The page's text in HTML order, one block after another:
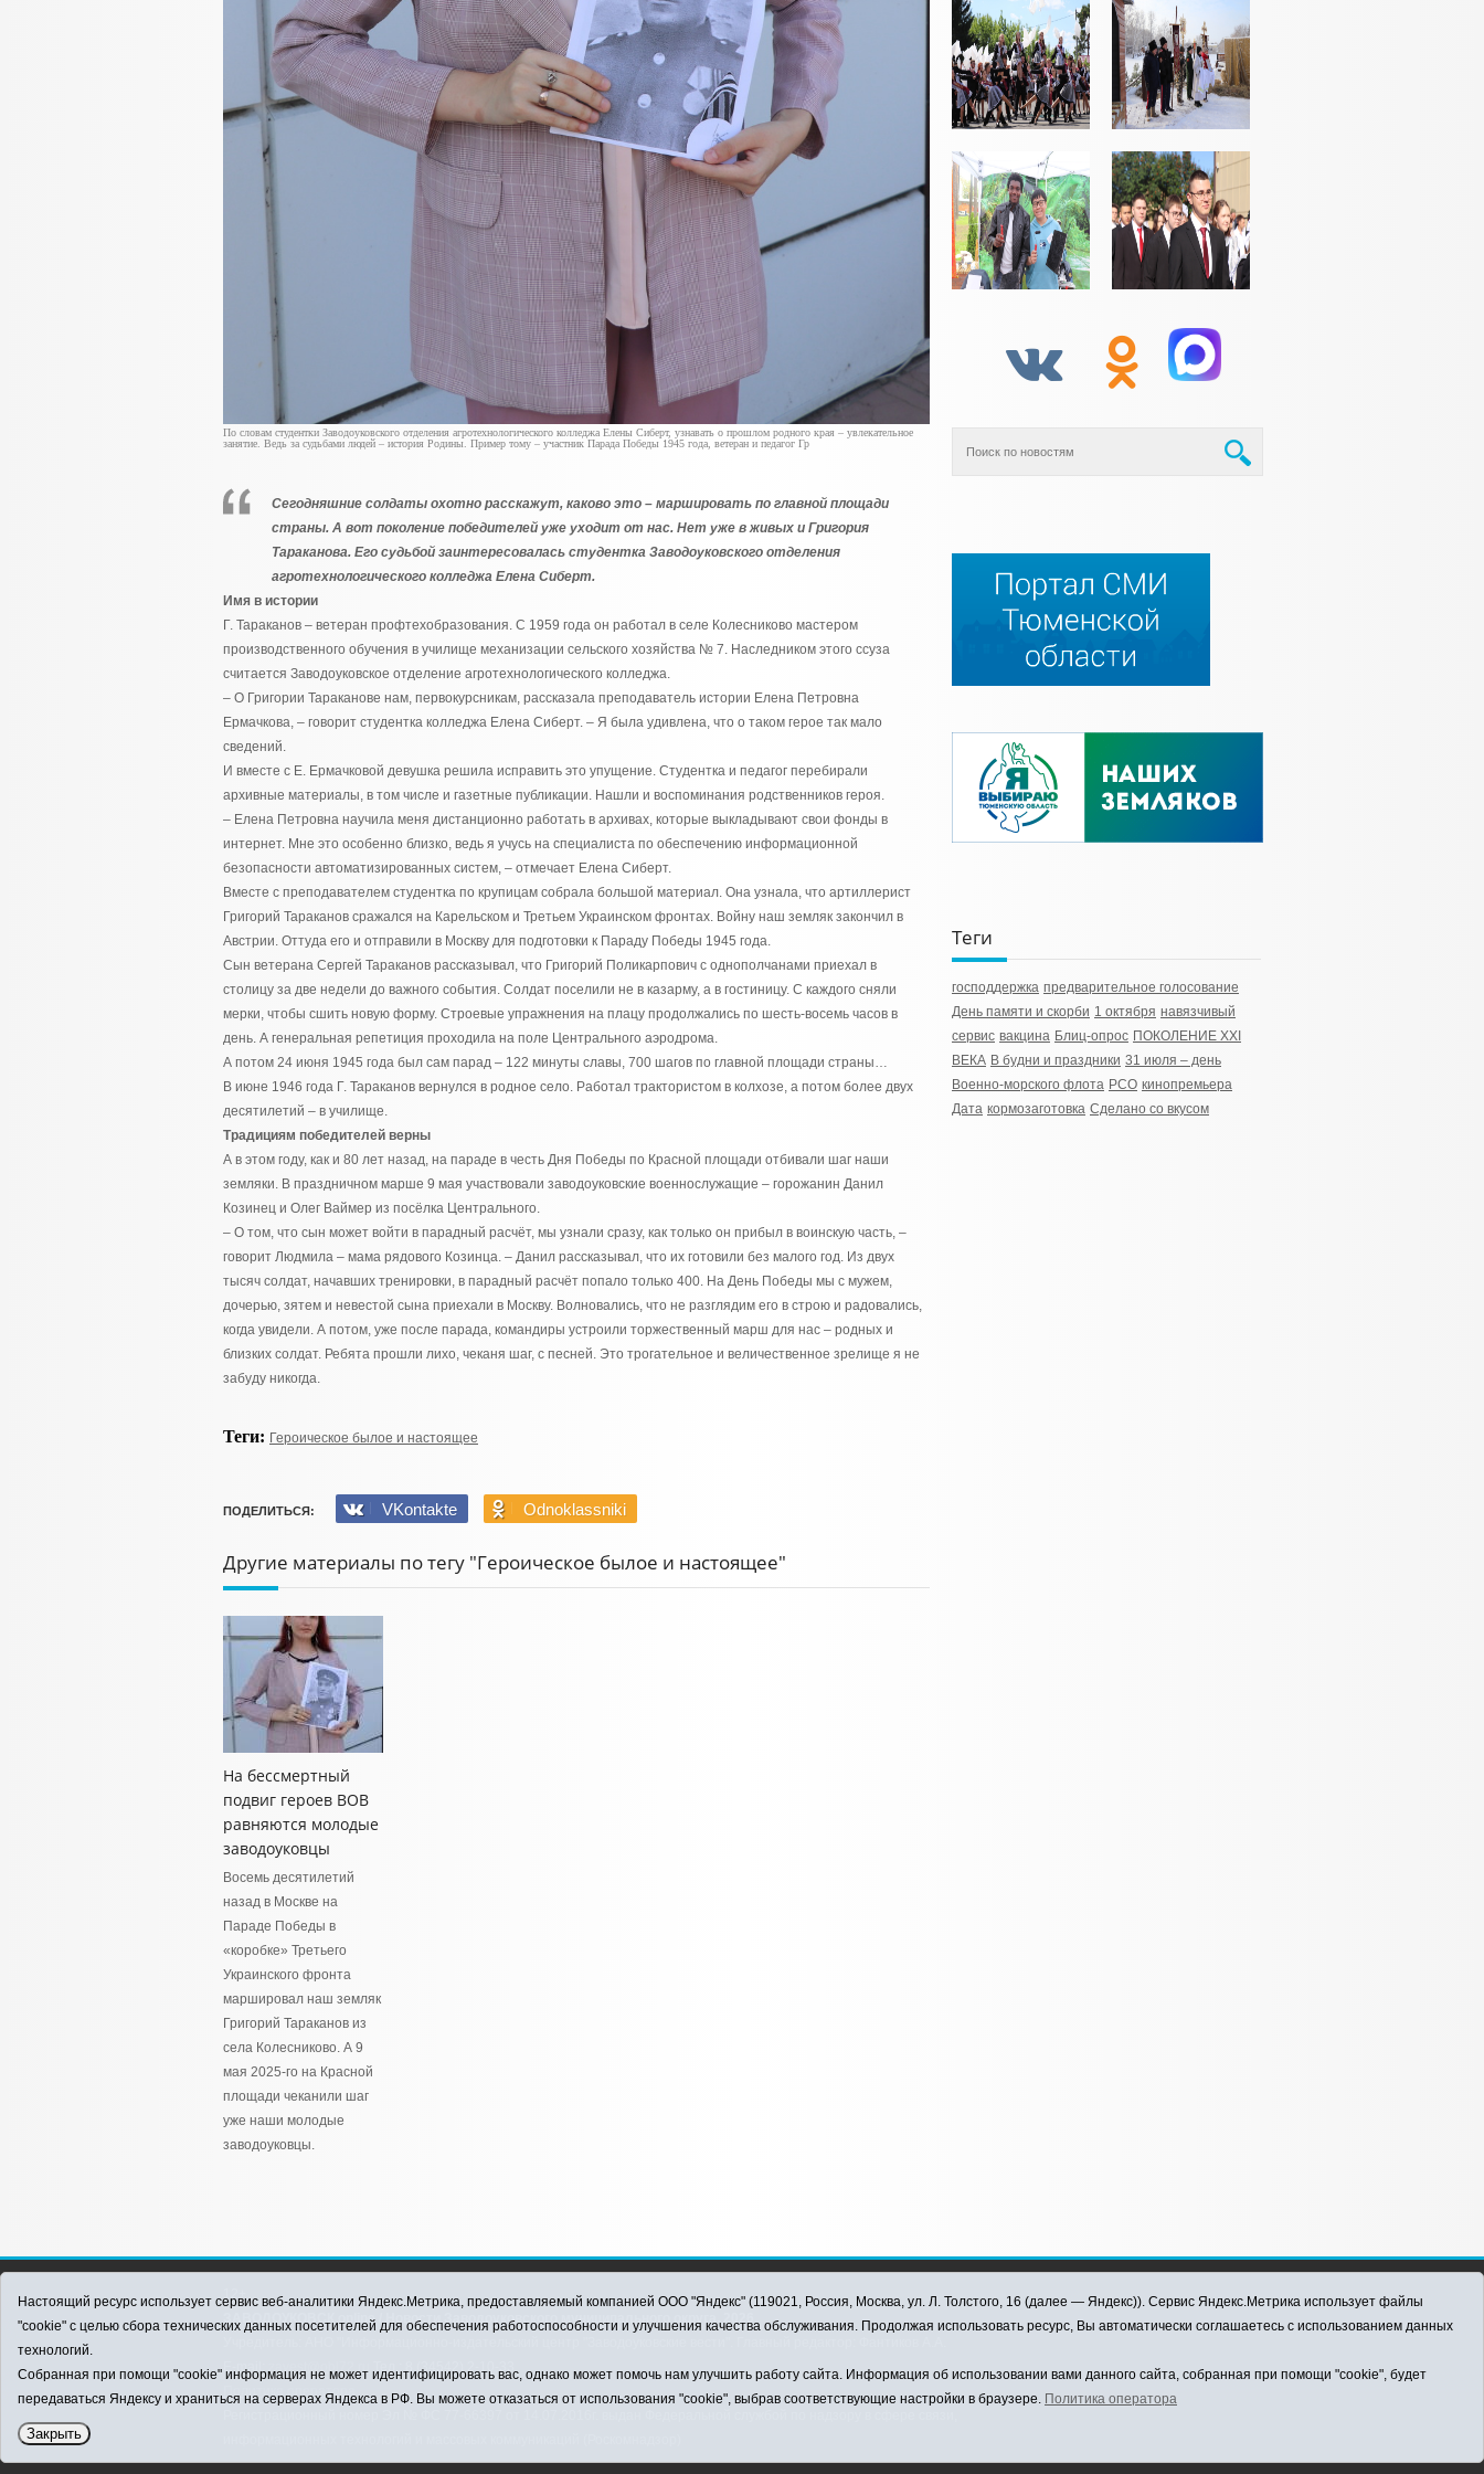
По словам студентки Заводоуковского отделения агротехнологического колледжа Елены Сиберт, узнавать о прошлом родного края – увлекательное
занятие. Ведь за судьбами людей – история Родины. Пример тому – участник Парада Победы 1945 года, ветеран и педагог Гр
Сегодняшние солдаты охотно расскажут, каково это – маршировать по главной площади
страны. А вот поколение победителей уже уходит от нас. Нет уже в живых и Григория
Тараканова. Его судьбой заинтересовалась студентка Заводоуковского отделения
агротехнологического колледжа Елена Сиберт.
Имя в истории
Г. Тараканов – ветеран профтехобразования. С 1959 года он работал в селе Колесниково мастером
производственного обучения в училище механизации сельского хозяйства № 7. Наследником этого ссуза
считается Заводоуковское отделение агротехнологического колледжа.
– О Григории Тараканове нам, первокурсникам, рассказала преподаватель истории Елена Петровна
Ермачкова, – говорит студентка колледжа Елена Сиберт. – Я была удивлена, что о таком герое так мало
сведений.
И вместе с Е. Ермачковой девушка решила исправить это упущение. Студентка и педагог перебирали
архивные материалы, в том числе и газетные публикации. Нашли и воспоминания родственников героя.
– Елена Петровна научила меня дистанционно работать в архивах, которые выкладывают свои фонды в
интернет. Мне это особенно близко, ведь я учусь на специалиста по обеспечению информационной
безопасности автоматизированных систем, – отмечает Елена Сиберт.
Вместе с преподавателем студентка по крупицам собрала большой материал. Она узнала, что артиллерист
Григорий Тараканов сражался на Карельском и Третьем Украинском фронтах. Войну наш земляк закончил в
Австрии. Оттуда его и отправили в Москву для подготовки к Параду Победы 1945 года.
Сын ветерана Сергей Тараканов рассказывал, что Григорий Поликарпович с однополчанами приехал в
столицу за две недели до важного события. Солдат поселили не в казарму, а в гостиницу. С каждого сняли
мерки, чтобы сшить новую форму. Строевые упражнения на плацу продолжались по шесть-восемь часов в
день. А генеральная репетиция проходила на поле Центрального аэродрома.
А потом 24 июня 1945 года был сам парад – 122 минуты славы, 700 шагов по главной площади страны…
В июне 1946 года Г. Тараканов вернулся в родное село. Работал трактористом в колхозе, а потом более двух
десятилетий – в училище.
Традициям победителей верны
А в этом году, как и 80 лет назад, на параде в честь Дня Победы по Красной площади отбивали шаг наши
земляки. В праздничном марше 9 мая участвовали заводоуковские военнослужащие – горожанин Данил
Козинец и Олег Ваймер из посёлка Центрального.
– О том, что сын может войти в парадный расчёт, мы узнали сразу, как только он прибыл в воинскую часть, –
говорит Людмила – мама рядового Козинца. – Данил рассказывал, что их готовили без малого год. Из двух
тысяч солдат, начавших тренировки, в парадный расчёт попало только 400. На День Победы мы с мужем,
дочерью, зятем и невестой сына приехали в Москву. Волновались, что не разглядим его в строю и радовались,
когда увидели. А потом, уже после парада, командиры устроили торжественный марш для нас – родных и
близких солдат. Ребята прошли лихо, чеканя шаг, с песней. Это трогательное и величественное зрелище я не
забуду никогда.
Теги: Героическое былое и настоящее
ПОДЕЛИТЬСЯ: VKontakte Odnoklassniki
Другие материалы по тегу "Героическое былое и настоящее"
На бессмертный
подвиг героев ВОВ
равняются молодые
заводоуковцы
Восемь десятилетий
назад в Москве на
Параде Победы в
«коробке» Третьего
Украинского фронта
маршировал наш земляк
Григорий Тараканов из
села Колесниково. А 9
мая 2025-го на Красной
площади чеканили шаг
уже наши молодые
заводоуковцы.
Теги
господдержка предварительное голосование
День памяти и скорби 1 октября навязчивый
сервис вакцина Блиц-опрос ПОКОЛЕНИЕ XXI
ВЕКА В будни и праздники 31 июля – день
Военно-морского флота РСО кинопремьера
Дата кормозаготовка Сделано со вкусом
ЗАВОДОУКОВСК online / Новости Заводоуковского муниципального округа, 2026
E-mail:
Тел.: 8 (34542) 2-10-33
Политика оператора
Настоящий ресурс использует сервис веб-аналитики Яндекс.Метрика, предоставляемый компанией ООО "Яндекс" (119021, Россия, Москва, ул. Л. Толстого, 16 (далее — Яндекс)). Сервис Яндекс.Метрика использует файлы
"cookie" с целью сбора технических данных посетителей для обеспечения работоспособности и улучшения качества обслуживания. Продолжая использовать ресурс, Вы автоматически соглашаетесь с использованием данных
технологий.
Собранная при помощи "cookie" информация не может идентифицировать вас, однако может помочь нам улучшить работу сайта. Информация об использовании вами данного сайта, собранная при помощи "cookie", будет
передаваться Яндексу и храниться на серверах Яндекса в РФ. Вы можете отказаться от использования "cookie", выбрав соответствующие настройки в браузере. Политика оператора
Закрыть